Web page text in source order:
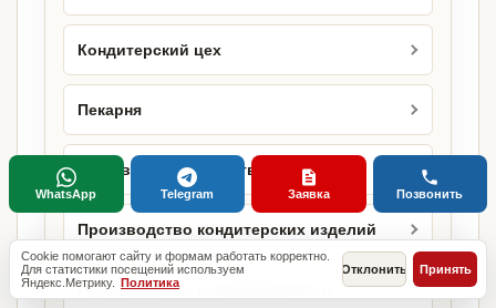
Кондитерский цех
Пекарня
Пищевое производство
Производство кондитерских изделий
Производство полуфабрикатов
Cookie помогают сайту и формам работать корректно.
Для статистики посещений используем
Яндекс.Метрику. Политика
Отклонить Принять
WhatsApp Telegram Заявка Позвонить